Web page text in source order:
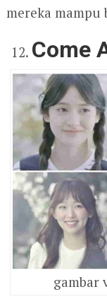
mereka
Come
gambar